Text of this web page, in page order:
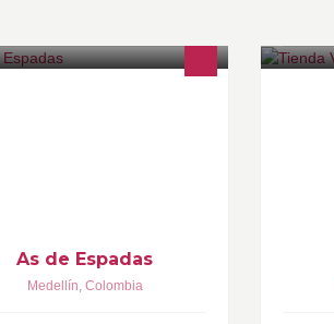
As de Espadas
Medellín, Colombia